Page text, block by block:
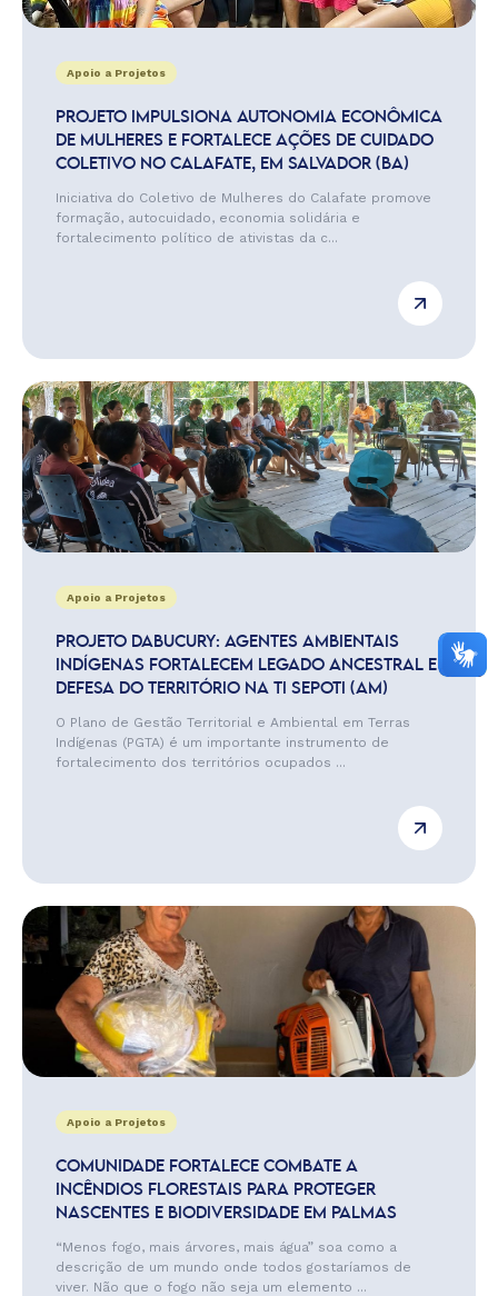
Apoio a Projetos
PROJETO IMPULSIONA AUTONOMIA ECONÔMICA
DE MULHERES E FORTALECE AÇÕES DE CUIDADO
COLETIVO NO CALAFATE, EM SALVADOR (BA)
Iniciativa do Coletivo de Mulheres do Calafate promove
formação, autocuidado, economia solidária e
fortalecimento político de ativistas da c...
Apoio a Projetos
PROJETO DABUCURY: AGENTES AMBIENTAIS
INDÍGENAS FORTALECEM LEGADO ANCESTRAL E
DEFESA DO TERRITÓRIO NA TI SEPOTI (AM)
O Plano de Gestão Territorial e Ambiental em Terras
Indígenas (PGTA) é um importante instrumento de
fortalecimento dos territórios ocupados ...
Apoio a Projetos
COMUNIDADE FORTALECE COMBATE A
INCÊNDIOS FLORESTAIS PARA PROTEGER
NASCENTES E BIODIVERSIDADE EM PALMAS
“Menos fogo, mais árvores, mais água” soa como a
descrição de um mundo onde todos gostaríamos de
viver. Não que o fogo não seja um elemento ...